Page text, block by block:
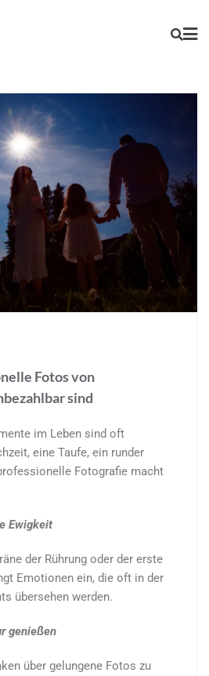
Fotos von
sind
im Leben sind oft
eine Taufe, ein runder
Fotografie macht
Ewigkeit
der Rührung oder der erste
Emotionen ein, die oft in der
übersehen werden.
genießen
über gelungene Fotos zu